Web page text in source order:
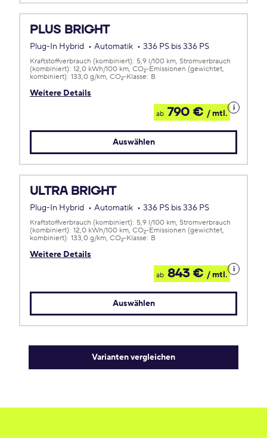
PLUS BRIGHT
Plug-In Hybrid Automatik 336 PS bis 336 PS
Weitere Details
Kraftstoffverbrauch (kombiniert): 5,9 l/100 km Stromverbrauch
(kombiniert): 12,0 kWh/100 km CO2-Emissionen (gewichtet,
kombiniert): 133,0 g/km CO2-Klasse: B
ab 790 € / mtl.
Details
zum
Auswählen
ULTRA BRIGHT
Plug-In Hybrid Automatik 336 PS bis 336 PS
Weitere Details
Kraftstoffverbrauch (kombiniert): 5,9 l/100 km Stromverbrauch
(kombiniert): 12,0 kWh/100 km CO2-Emissionen (gewichtet,
kombiniert): 133,0 g/km CO2-Klasse: B
ab 843 € / mtl.
Details
zum
Auswählen
Varianten vergleichen